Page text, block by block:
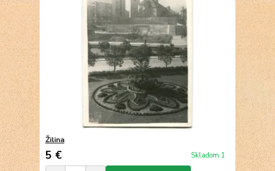
Žilina
5 € Skladom 1